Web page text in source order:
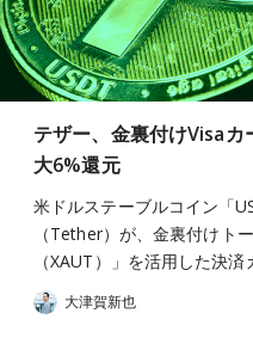
テザー、金裏付けVisa
大6%還元
米ドルステーブルコイン「
（Tether）が、金裏付けト
（XAUT）」を活用した決
大津賀新也